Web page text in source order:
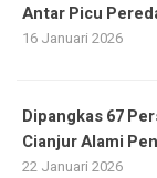
Antar Picu
16 Januari 2026
Dipangkas 67
Cianjur Alami
22 Januari 2026